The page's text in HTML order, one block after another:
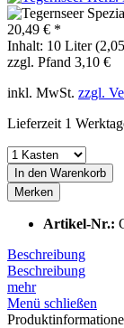
20,49 € *
Inhalt: 10 Liter
zzgl. Pfand 3,10 €
inkl. MwSt. zzgl.
Lieferzeit 1
In den Warenkorb
Merken
Artikel-Nr.:
Beschreibung
Beschreibung
mehr
Menü schließen